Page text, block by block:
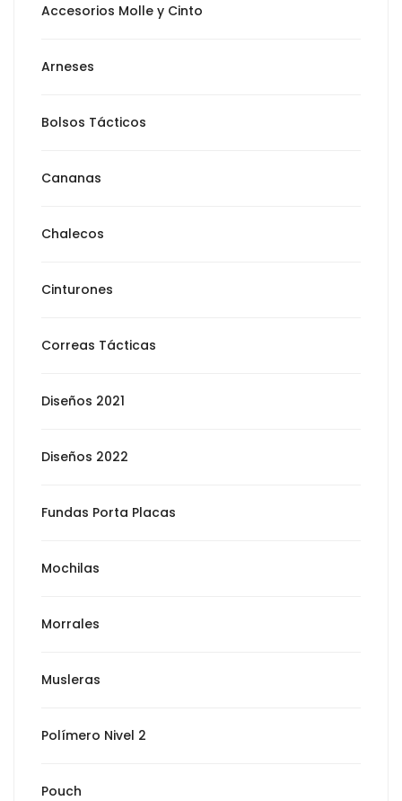
Accesorios Molle y Cinto
Arneses
Bolsos Tácticos
Cananas
Chalecos
Cinturones
Correas Tácticas
Diseños 2021
Diseños 2022
Fundas Porta Placas
Mochilas
Morrales
Musleras
Polímero Nivel 2
Pouch